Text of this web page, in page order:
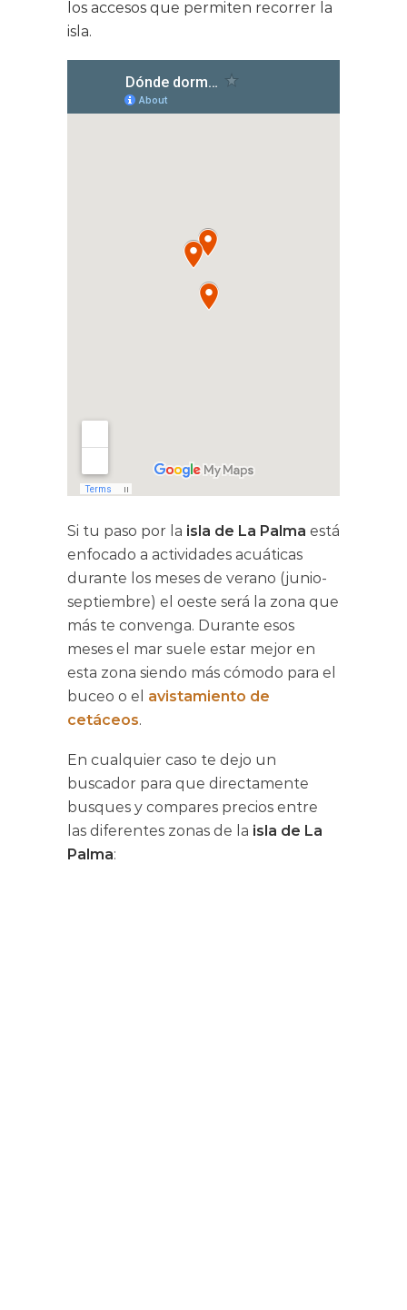
los accesos que permiten recorrer la
isla.
Si tu paso por la isla de La Palma está
enfocado a actividades acuáticas
durante los meses de verano (junio-
septiembre) el oeste será la zona que
más te convenga. Durante esos
meses el mar suele estar mejor en
esta zona siendo más cómodo para el
buceo o el avistamiento de
cetáceos.
En cualquier caso te dejo un
buscador para que directamente
busques y compares precios entre
las diferentes zonas de la isla de La
Palma: